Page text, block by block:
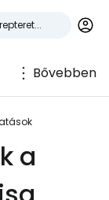
Bővebben
a